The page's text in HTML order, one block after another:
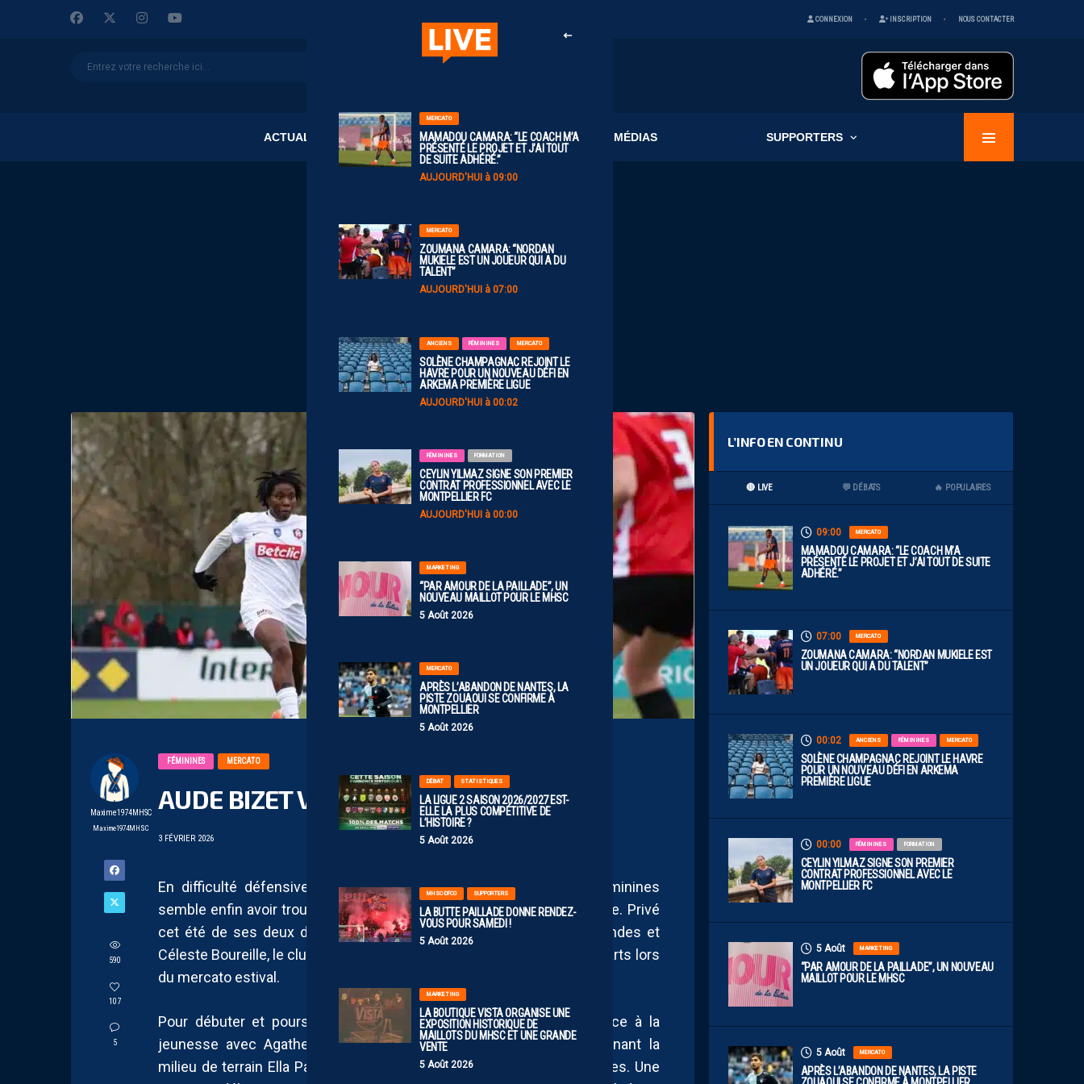
CONNEXION INSCRIPTION NOUS CONTACTER
ACTUALITÉS CLUB MÉDIAS SUPPORTERS
MERCATO
MAMADOU CAMARA: “LE COACH M’A
PRÉSENTÉ LE PROJET ET J’AI TOUT
DE SUITE ADHÉRÉ.”
AUJOURD'HUI à 09:00
MERCATO
ZOUMANA CAMARA: “NORDAN
MUKIELE EST UN JOUEUR QUI A DU
TALENT”
AUJOURD'HUI à 07:00
ANCIENS FÉMININES MERCATO
SOLÈNE CHAMPAGNAC REJOINT LE
HAVRE POUR UN NOUVEAU DÉFI EN
ARKEMA PREMIÈRE LIGUE
AUJOURD'HUI à 00:02
FÉMININES FORMATION
CEYLIN YILMAZ SIGNE SON PREMIER
CONTRAT PROFESSIONNEL AVEC LE
MONTPELLIER FC
AUJOURD'HUI à 00:00
MARKETING
“PAR AMOUR DE LA PAILLADE”, UN
NOUVEAU MAILLOT POUR LE MHSC
5 Août 2026
MERCATO
APRÈS L’ABANDON DE NANTES, LA
PISTE ZOUAOUI SE CONFIRME À
MONTPELLIER
5 Août 2026
DÉBAT STATISTIQUES
LA LIGUE 2 SAISON 2026/2027 EST-
ELLE LA PLUS COMPÉTITIVE DE
L’HISTOIRE ?
5 Août 2026
MHSC-DFCO SUPPORTERS
LA BUTTE PAILLADE DONNE RENDEZ-
VOUS POUR SAMEDI !
5 Août 2026
MARKETING
LA BOUTIQUE VISTA ORGANISE UNE
EXPOSITION HISTORIQUE DE
MAILLOTS DU MHSC ET UNE GRANDE
VENTE
5 Août 2026
Maxime1974MHSC
Maxime1974MHSC
590
107
5
FÉMININES MERCATO
AUDE BIZET VERS LE MHSC FÉMININES
3 FÉVRIER 2026
En difficulté défensive depuis le début de la saison, le MHSC Féminines
semble enfin avoir trouvé une solution pour renforcer son arrière-garde. Privé
cet été de ses deux défenseures centrales titulaires, Océane Deslandes et
Céleste Boureille, le club montpelliérain n’avait pas compensé ces départs lors
du mercato estival.
Pour débuter et poursuivre la saison, le MHSC a donc fait confiance à la
jeunesse avec Agathe Felden et Jade Rastocle, tout en repositionnant la
milieu de terrain Ella Palis en défense centrale pour pallier les manques. Une
L’INFO EN CONTINU
🔴 LIVE 💬 DÉBATS 🔥 POPULAIRES
09:00 MERCATO
MAMADOU CAMARA: “LE COACH M’A
PRÉSENTÉ LE PROJET ET J’AI TOUT DE SUITE
ADHÉRÉ.”
07:00 MERCATO
ZOUMANA CAMARA: “NORDAN MUKIELE EST
UN JOUEUR QUI A DU TALENT”
00:02 ANCIENS FÉMININES MERCATO
SOLÈNE CHAMPAGNAC REJOINT LE HAVRE
POUR UN NOUVEAU DÉFI EN ARKEMA
PREMIÈRE LIGUE
00:00 FÉMININES FORMATION
CEYLIN YILMAZ SIGNE SON PREMIER
CONTRAT PROFESSIONNEL AVEC LE
MONTPELLIER FC
5 Août MARKETING
“PAR AMOUR DE LA PAILLADE”, UN NOUVEAU
MAILLOT POUR LE MHSC
5 Août MERCATO
APRÈS L’ABANDON DE NANTES, LA PISTE